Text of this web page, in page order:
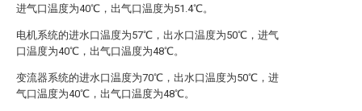
进气口温度为40℃，出气口温度为51.4℃。
电机系统的进水口温度为57℃，出水口温度为50℃，进气
口温度为40℃，出气口温度为48℃。
变流器系统的进水口温度为70℃，出水口温度为50℃，进
气口温度为40℃，出气口温度为48℃。